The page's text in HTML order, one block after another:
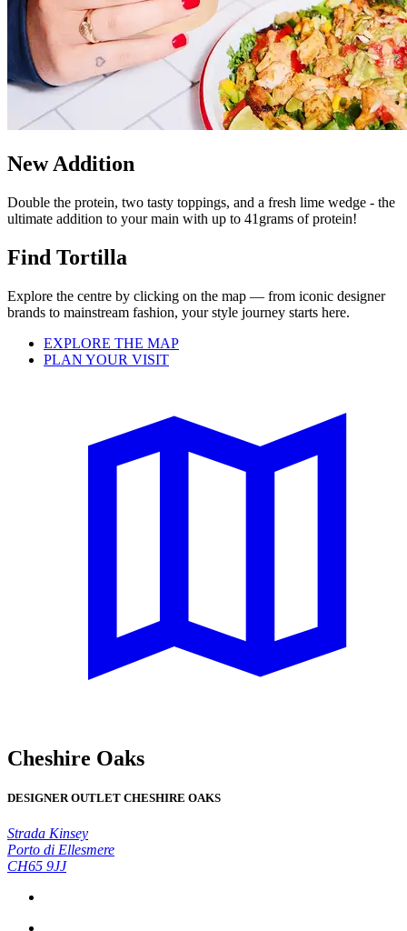
New Addition
Double the protein, two tasty toppings, and a fresh lime wedge - the
ultimate addition to your main with up to 41grams of protein!
Find Tortilla
Explore the centre by clicking on the map — from iconic designer
brands to mainstream fashion, your style journey starts here.
EXPLORE THE MAP
PLAN YOUR VISIT
Cheshire Oaks
DESIGNER OUTLET CHESHIRE OAKS
Strada Kinsey
Porto di Ellesmere
CH65 9JJ